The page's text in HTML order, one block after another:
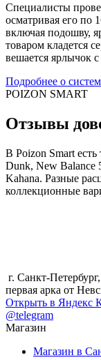
Специалисты
осматривая его по
включая подошву,
товаром кладется
вешается ярлычок
Подробнее о
POIZON SMART
Отзывы
В Poizon Smart
Dunk, New Balance
Kahana. Разные
коллекционные
г. Санкт-
первая арка от
Открыть в Яндекс
@telegram
Магазин
Магазин в